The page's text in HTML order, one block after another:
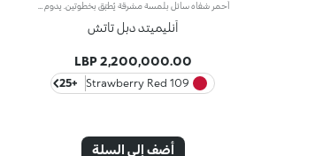
أنليميتد دبل تاتش
2,200,000.00 LBP
109 Strawberry Red
+25
أضف إلى السلة